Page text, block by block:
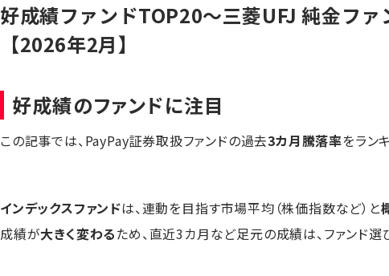
好成績ファンドTOP20～三菱UFJ 純金フ
【2026年2月】
好成績のファンドに注目
この記事では、PayPay証券取扱ファンドの過去3カ月騰落率をラン
インデックスファンドは、連動を目指す市場平均（株価指数など）と
成績が大きく変わるため、直近3カ月など足元の成績は、ファンド選